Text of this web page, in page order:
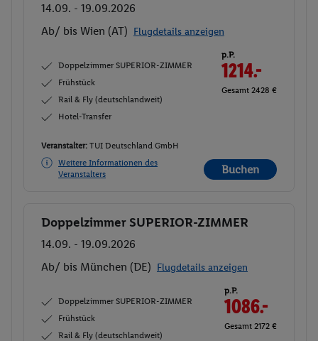
14.09. - 19.09.2026
Ab/ bis Wien (AT) Flugdetails anzeigen
Doppelzimmer SUPERIOR-ZIMMER
Frühstück
Rail & Fly (deutschlandweit)
Hotel-Transfer
p.P.
1214.-
Gesamt 2428 €
Veranstalter: TUI Deutschland GmbH
Weitere Informationen des
Veranstalters
Buchen
Buchen
Doppelzimmer SUPERIOR-ZIMMER
14.09. - 19.09.2026
Ab/ bis München (DE) Flugdetails anzeigen
Doppelzimmer SUPERIOR-ZIMMER
Frühstück
Rail & Fly (deutschlandweit)
p.P.
1086.-
Gesamt 2172 €